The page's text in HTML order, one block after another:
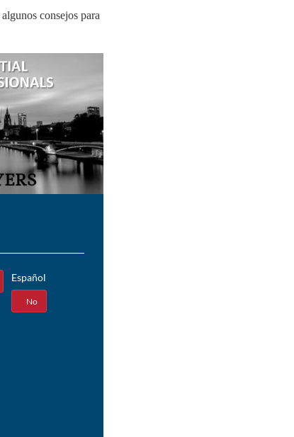
consejos para
Español
No